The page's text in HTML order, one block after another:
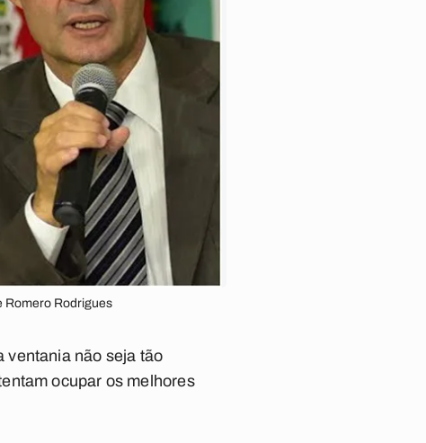
Romero Rodrigues
ventania não seja tão
ocupar os melhores